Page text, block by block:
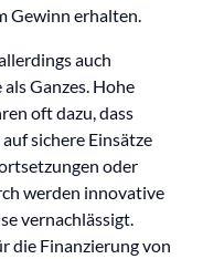
Gewinn erhalten.
auch
Ganzes. Hohe
oft dazu, dass
sichere Einsätze
oder
werden innovative
vernachlässigt.
die Finanzierung von